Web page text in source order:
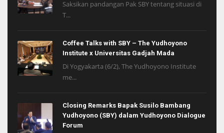
Saksikan pandangan Pak SBY tentang situasi di
T...
Coffee Talks with SBY – The Yudhoyono
Institute x Universitas Gadjah Mada
Di Yogyakarta (6/2), The Yudhoyono Institute
me...
Closing Remarks Bapak Susilo Bambang
Yudhoyono (SBY) dalam Yudhoyono Dialogue
Forum